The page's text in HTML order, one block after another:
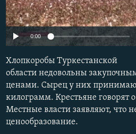
0:00
Хлопкоробы Туркестанской
области недовольны
ценами. Сырец у них
килограмм. Крестьяне говорят
Местные власти заявляют, что
ценообразование.